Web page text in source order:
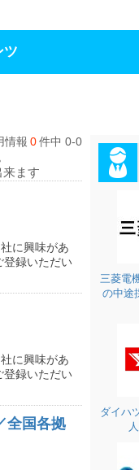
ツ
情報 0件中 0-0
ます
に興味があ
録いただい
に興味があ
録いただい
全国各拠
三菱電
の中途
ダイハ